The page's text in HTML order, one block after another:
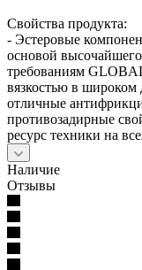
Свойства продукта:
- Эстеровые
основой
требованиям
вязкостью в широком
отличные
противозадирные
ресурс техники на
Наличие
Отзывы